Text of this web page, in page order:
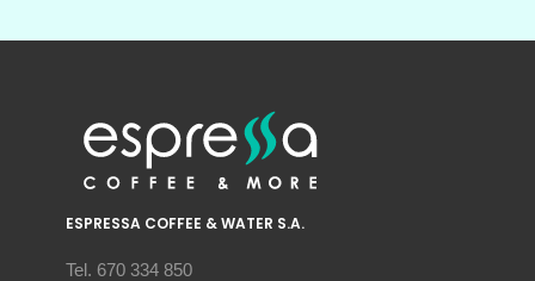
ESPRESSA COFFEE & WATER S.A.
Tel. 670 334 850